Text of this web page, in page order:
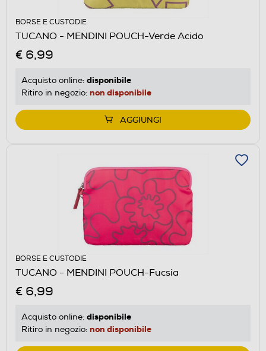
BORSE E CUSTODIE
TUCANO - MENDINI POUCH-Verde Acido
€ 6,99
Acquisto online: disponibile
Ritiro in negozio: non disponibile
AGGIUNGI
BORSE E CUSTODIE
TUCANO - MENDINI POUCH-Fucsia
€ 6,99
Acquisto online: disponibile
Ritiro in negozio: non disponibile